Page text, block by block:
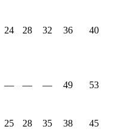
24 28 32 36 40
— — — 49 53
25 28 35 38 45